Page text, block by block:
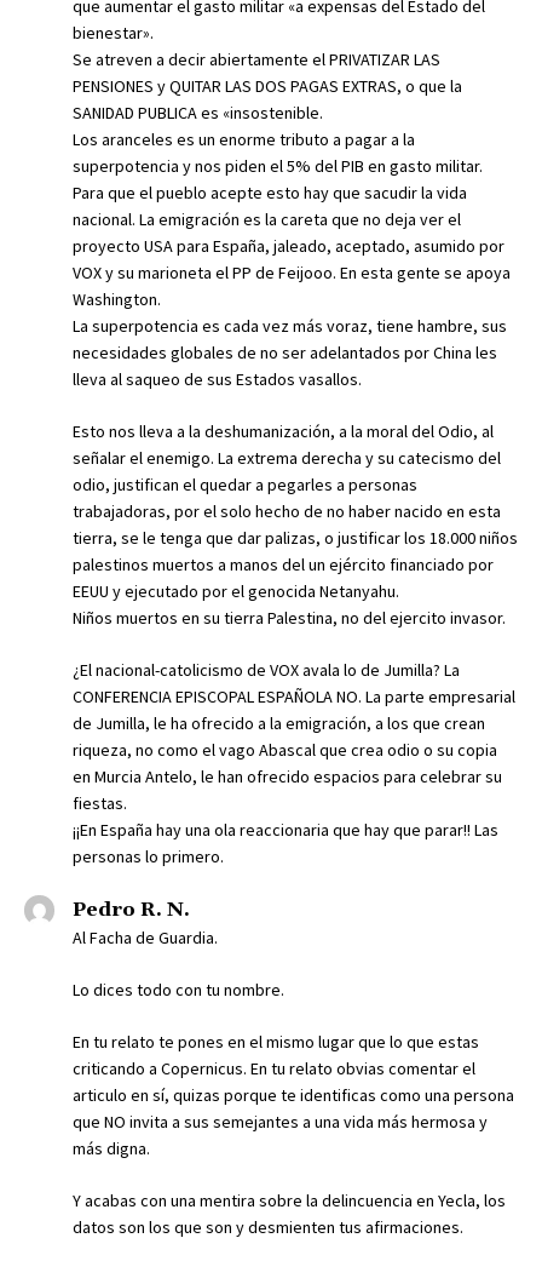
que aumentar el gasto militar «a expensas del Estado del
bienestar».
Se atreven a decir abiertamente el PRIVATIZAR LAS
PENSIONES y QUITAR LAS DOS PAGAS EXTRAS, o que la
SANIDAD PUBLICA es «insostenible.
Los aranceles es un enorme tributo a pagar a la
superpotencia y nos piden el 5% del PIB en gasto militar.
Para que el pueblo acepte esto hay que sacudir la vida
nacional. La emigración es la careta que no deja ver el
proyecto USA para España, jaleado, aceptado, asumido por
VOX y su marioneta el PP de Feijooo. En esta gente se apoya
Washington.
La superpotencia es cada vez más voraz, tiene hambre, sus
necesidades globales de no ser adelantados por China les
lleva al saqueo de sus Estados vasallos.
Esto nos lleva a la deshumanización, a la moral del Odio, al
señalar el enemigo. La extrema derecha y su catecismo del
odio, justifican el quedar a pegarles a personas
trabajadoras, por el solo hecho de no haber nacido en esta
tierra, se le tenga que dar palizas, o justificar los 18.000 niños
palestinos muertos a manos del un ejército financiado por
EEUU y ejecutado por el genocida Netanyahu.
Niños muertos en su tierra Palestina, no del ejercito invasor.
¿El nacional-catolicismo de VOX avala lo de Jumilla? La
CONFERENCIA EPISCOPAL ESPAÑOLA NO. La parte empresarial
de Jumilla, le ha ofrecido a la emigración, a los que crean
riqueza, no como el vago Abascal que crea odio o su copia
en Murcia Antelo, le han ofrecido espacios para celebrar su
fiestas.
¡¡En España hay una ola reaccionaria que hay que parar!! Las
personas lo primero.
Pedro R. N.
Al Facha de Guardia.
Lo dices todo con tu nombre.
En tu relato te pones en el mismo lugar que lo que estas
criticando a Copernicus. En tu relato obvias comentar el
articulo en sí, quizas porque te identificas como una persona
que NO invita a sus semejantes a una vida más hermosa y
más digna.
Y acabas con una mentira sobre la delincuencia en Yecla, los
datos son los que son y desmienten tus afirmaciones.